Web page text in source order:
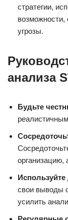
стратегии,
угрозы.
анализа
Будьте
организацию,
свои выводы
усилить